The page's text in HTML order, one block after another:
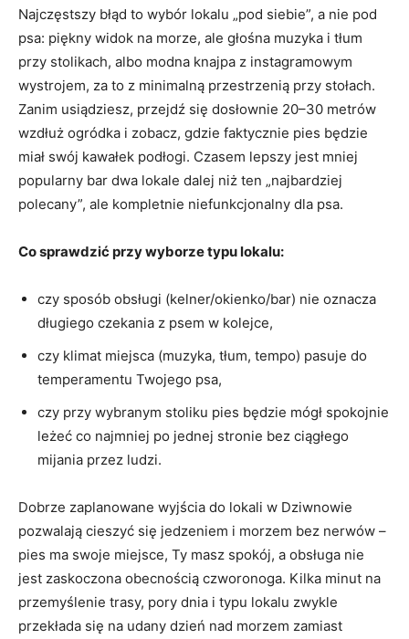
Najczęstszy błąd to wybór lokalu „pod siebie”, a nie pod
psa: piękny widok na morze, ale głośna muzyka i tłum
przy stolikach, albo modna knajpa z instagramowym
wystrojem, za to z minimalną przestrzenią przy stołach.
Zanim usiądziesz, przejdź się dosłownie 20–30 metrów
wzdłuż ogródka i zobacz, gdzie faktycznie pies będzie
miał swój kawałek podłogi. Czasem lepszy jest mniej
popularny bar dwa lokale dalej niż ten „najbardziej
polecany”, ale kompletnie niefunkcjonalny dla psa.
Co sprawdzić przy wyborze typu lokalu:
czy sposób obsługi (kelner/okienko/bar) nie oznacza
długiego czekania z psem w kolejce,
czy klimat miejsca (muzyka, tłum, tempo) pasuje do
temperamentu Twojego psa,
czy przy wybranym stoliku pies będzie mógł spokojnie
leżeć co najmniej po jednej stronie bez ciągłego
mijania przez ludzi.
Dobrze zaplanowane wyjścia do lokali w Dziwnowie
pozwalają cieszyć się jedzeniem i morzem bez nerwów –
pies ma swoje miejsce, Ty masz spokój, a obsługa nie
jest zaskoczona obecnością czworonoga. Kilka minut na
przemyślenie trasy, pory dnia i typu lokalu zwykle
przekłada się na udany dzień nad morzem zamiast